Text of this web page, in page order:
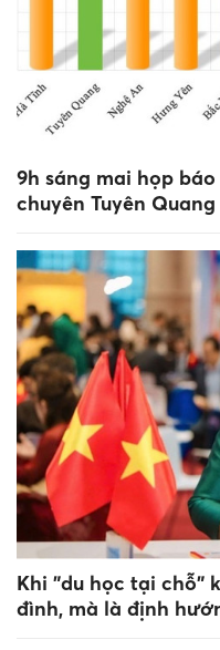
9h sáng mai họp
chuyên Tuyên Quang
Khi "du học tại chỗ"
đình, mà là định